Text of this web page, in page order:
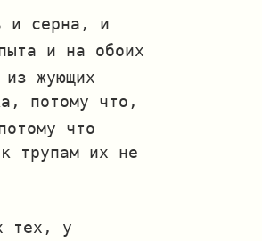
и серна, и
и на обоих
жующих
потому что,
что
трупам их не
тех, у